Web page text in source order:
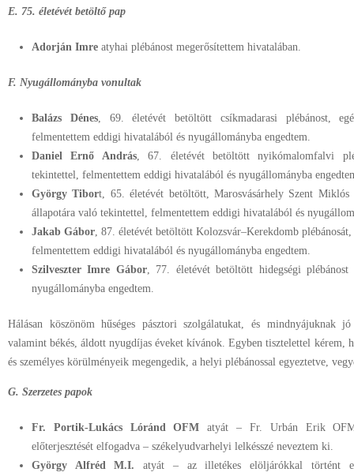
E. 75. életévét betöltő pap
Adorján Imre atyhai plébánost megerősítettem hivatalában.
F. Nyugállományba vonultak
Balázs Dénes, 69. életévét betöltött csíkmadarasi plébánost,
felmentettem eddigi hivatalából és nyugállományba engedtem.
Daniel Ernő András, 67. életévét betöltött nyikómalomfalvi
tekintettel, felmentettem eddigi hivatalából és nyugállományba
György Tibort, 65. életévét betöltött, Marosvásárhely Szent Miklós
állapotára való tekintettel, felmentettem eddigi hivatalából és
Jakab Gábor, 87. életévét betöltött Kolozsvár–Kerekdomb
felmentettem eddigi hivatalából és nyugállományba engedtem.
Szilveszter Imre Gábor, 77. életévét betöltött hidegségi
nyugállományba engedtem.
Hálásan köszönöm hűséges pásztori szolgálatukat, és mindnyájuknak jó
valamint békés, áldott nyugdíjas éveket kívánok. Egyben tisztelettel kérem,
és személyes körülményeik megengedik, a helyi plébánossal egyeztetve,
G. Szerzetes papok
Fr. Portik-Lukács Lóránd OFMatyát – Fr. Urbán Erik
előterjesztését elfogadva – székelyudvarhelyi lelkésszé neveztem ki.
György Alfréd M.I.atyát – az illetékes elöljárókkal történt